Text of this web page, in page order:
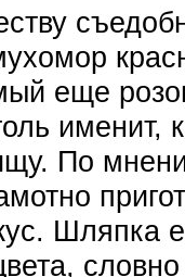
еще
именит,
По
Шляпка